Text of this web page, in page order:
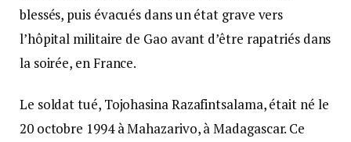
blessés, puis évacués dans un état grave vers
l’hôpital militaire de Gao avant d’être rapatriés dans
la soirée, en France.
Le soldat tué, Tojohasina Razafintsalama, était né le
20 octobre 1994 à Mahazarivo, à Madagascar. Ce